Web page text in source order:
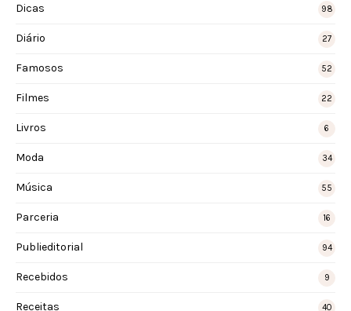
Dicas 98
Diário 27
Famosos 52
Filmes 22
Livros 6
Moda 34
Música 55
Parceria 16
Publieditorial 94
Recebidos 9
Receitas 40